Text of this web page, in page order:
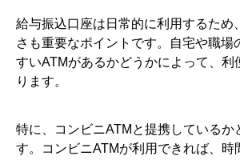
給与振込口座は日常的に利用するため
さも重要なポイントです。自宅や職場
すいATMがあるかどうかによって、利
ります。
特に、コンビニATMと提携しているか
す。コンビニATMが利用できれば、時